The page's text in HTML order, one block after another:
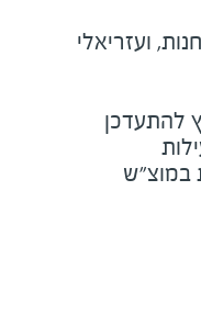
ועזריאלי
להתעדכן
במוצ"ש